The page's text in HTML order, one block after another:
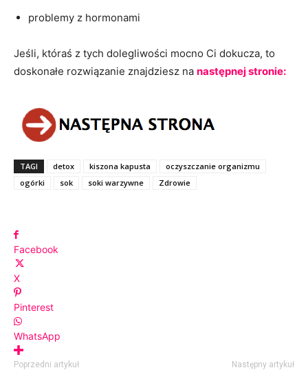
problemy z hormonami
Jeśli, któraś z tych dolegliwości mocno Ci dokucza, to
doskonałe rozwiązanie znajdziesz na następnej stronie:
TAGI detox kiszona kapusta
oczyszczanie organizmu
ogórki
sok soki warzywne Zdrowie
Facebook
X
Pinterest
WhatsApp
Poprzedni artykuł Następny artykuł